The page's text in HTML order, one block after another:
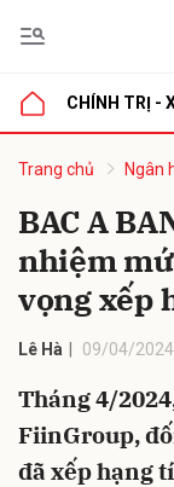
CHÍNH TRỊ -
Trang chủ Ngân
BAC A
nhiệm
vọng xếp
Lê Hà 09/04/
Tháng 4/
FiinGroup,
đã xếp hạng
luận